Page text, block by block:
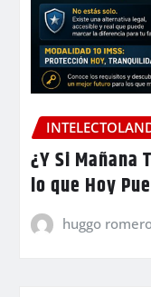
¿Y Si Mañana
lo que Hoy
huggo